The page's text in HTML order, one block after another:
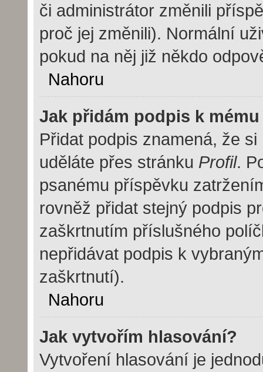
či administrátor změnili
proč jej změnili). Normální
pokud na něj již někdo
Nahoru
Jak přidám podpis k
Přidat podpis znamená, že
uděláte přes stránku Profil.
psanému příspěvku
rovněž přidat stejný podpis
zaškrtnutím příslušného
nepřidávat podpis k
zaškrtnutí).
Nahoru
Jak vytvořím hlasování?
Vytvoření hlasování je